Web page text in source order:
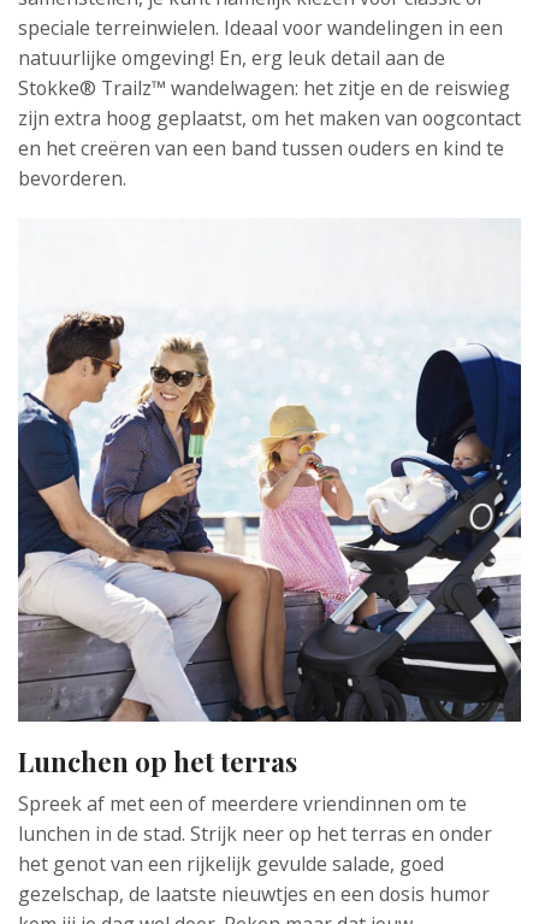
speciale terreinwielen. Ideaal voor wandelingen in een
natuurlijke omgeving! En, erg leuk detail aan de
Stokke® Trailz™ wandelwagen: het zitje en de reiswieg
zijn extra hoog geplaatst, om het maken van oogcontact
en het creëren van een band tussen ouders en kind te
bevorderen.
Lunchen op het terras
Spreek af met een of meerdere vriendinnen om te
lunchen in de stad. Strijk neer op het terras en onder
het genot van een rijkelijk gevulde salade, goed
gezelschap, de laatste nieuwtjes en een dosis humor